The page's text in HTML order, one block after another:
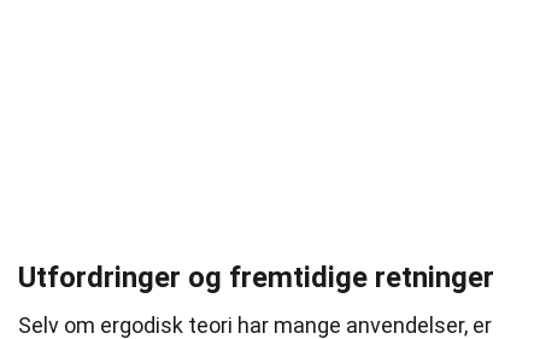
Utfordringer og fremtidige retninger
Selv om ergodisk teori har mange anvendelser, er